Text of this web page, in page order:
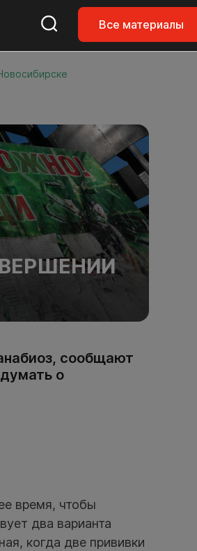
Все материалы
сообщают
о
время, чтобы
два варианта
когда две прививки